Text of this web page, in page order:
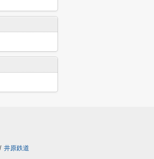
/ 井原鉄道